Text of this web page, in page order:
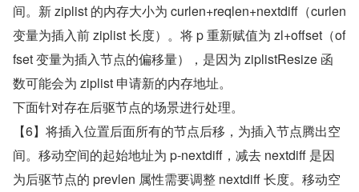
间。新 ziplist 的内存大小为 curlen+reqlen+nextdiff（curlen
变量为插入前 ziplist 长度）。将 p 重新赋值为 zl+offset（of
fset 变量为插入节点的偏移量），是因为 ziplistResize 函
数可能会为 ziplist 申请新的内存地址。
下面针对存在后驱节点的场景进行处理。
【6】将插入位置后面所有的节点后移，为插入节点腾出空
间。移动空间的起始地址为 p-nextdiff，减去 nextdiff 是因
为后驱节点的 prevlen 属性需要调整 nextdiff 长度。移动空